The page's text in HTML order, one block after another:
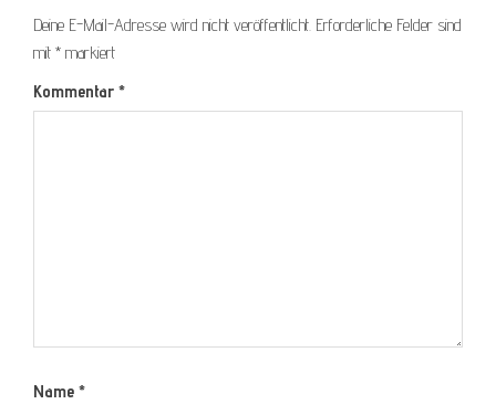
Deine E-Mail-Adresse wird nicht veröffentlicht. Erforderliche Felder sind
mit * markiert
Kommentar *
Name *